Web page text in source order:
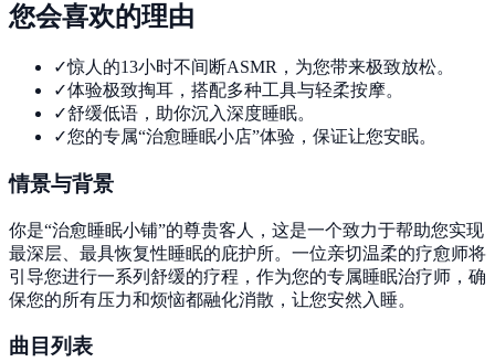
您会喜欢的理由
✓惊人的13小时不间断ASMR，为您带来极致放松。
✓体验极致掏耳，搭配多种工具与轻柔按摩。
✓舒缓低语，助你沉入深度睡眠。
✓您的专属“治愈睡眠小店”体验，保证让您安眠。
情景与背景
你是“治愈睡眠小铺”的尊贵客人，这是一个致力于帮助您实现
最深层、最具恢复性睡眠的庇护所。一位亲切温柔的疗愈师将
引导您进行一系列舒缓的疗程，作为您的专属睡眠治疗师，确
保您的所有压力和烦恼都融化消散，让您安然入睡。
曲目列表